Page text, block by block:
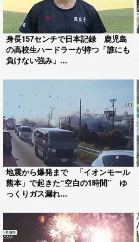
身長157センチで日本記録 鹿児島
の高校生ハードラーが持つ「誰にも
負けない強み」...
地震から爆発まで 「イオンモール
熊本」で起きた“空白の1時間” ゆ
っくりガス漏れ...